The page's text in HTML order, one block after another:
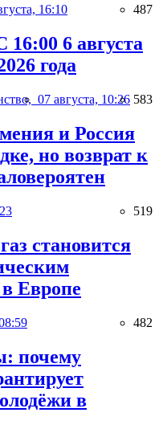
16:10 487
6 августа
года
07 августа, 10:26 583
и Россия
но возврат к
519
становится
Европе
482
почему
в